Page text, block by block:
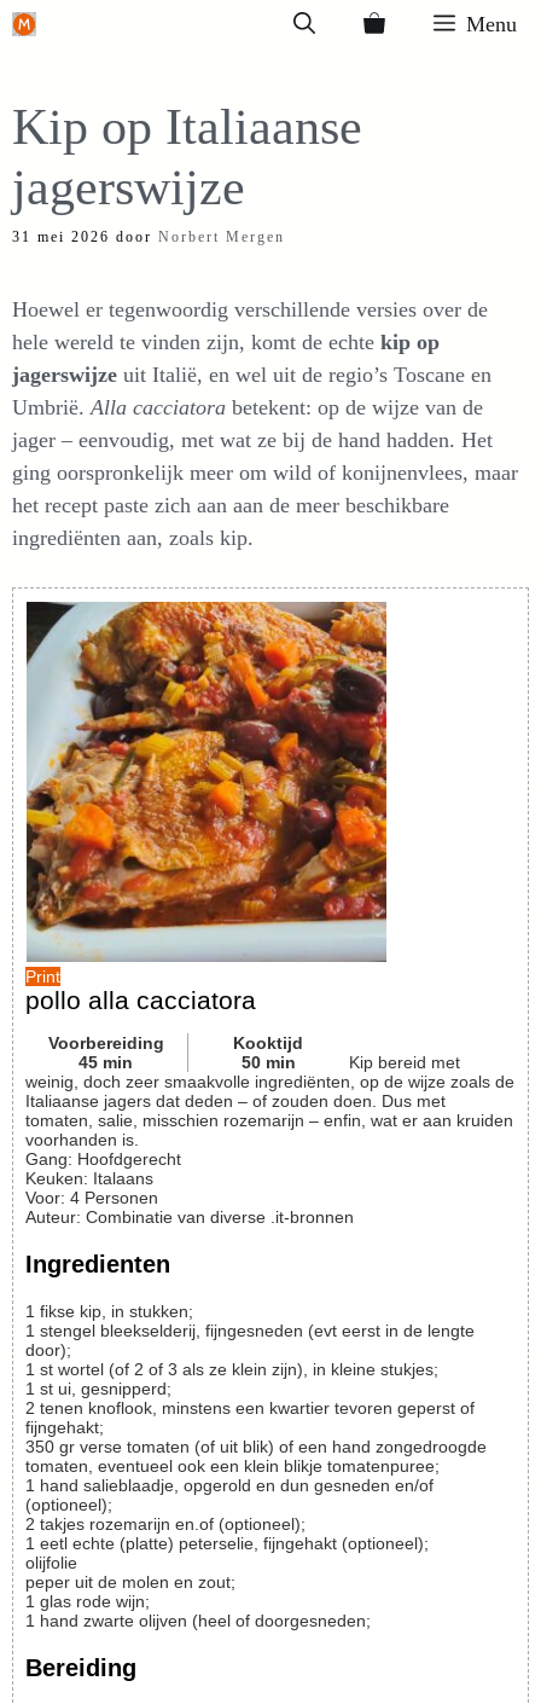
Ga
inhoud
Menu
Kip op Italiaanse
jagerswijze
31 mei 2026 door Norbert Mergen
Hoewel er tegenwoordig verschillende versies over de
hele wereld te vinden zijn, komt de echte kip op
jagerswijze uit Italië, en wel uit de regio’s Toscane en
Umbrië.Alla cacciatora betekent: op de wijze van de
jager – eenvoudig, met wat ze bij de hand hadden. Het
ging oorspronkelijk meer om wild of konijnenvlees, maar
het recept paste zich aan aan de meer beschikbare
ingrediënten aan, zoals kip.
Print
pollo alla cacciatora
Voorbereiding
45 min
Kooktijd
50 min
Kip bereid met
weinig, doch zeer smaakvolle ingrediënten, op de wijze zoals de
Italiaanse jagers dat deden – of zouden doen. Dus met
tomaten, salie, misschien rozemarijn – enfin, wat er aan kruiden
voorhanden is.
Gang: Hoofdgerecht
Keuken: Italaans
Voor: 4 Personen
Auteur: Combinatie van diverse .it-bronnen
Ingredienten
1 fikse kip, in stukken;
1 stengel bleekselderij, fijngesneden (evt eerst in de lengte
door);
1 st wortel (of 2 of 3 als ze klein zijn), in kleine stukjes;
1 st ui, gesnipperd;
2 tenen knoflook, minstens een kwartier tevoren geperst of
fijngehakt;
350 gr verse tomaten (of uit blik) of een hand zongedroogde
tomaten, eventueel ook een klein blikje tomatenpuree;
1 hand salieblaadje, opgerold en dun gesneden en/of
(optioneel);
2 takjes rozemarijn en.of (optioneel);
1 eetl echte (platte) peterselie, fijngehakt (optioneel);
olijfolie
peper uit de molen en zout;
1 glas rode wijn;
1 hand zwarte olijven (heel of doorgesneden;
Bereiding